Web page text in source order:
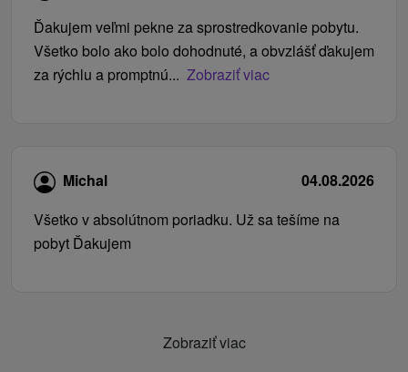
Ďakujem veľmi pekne za sprostredkovanie pobytu.
Všetko bolo ako bolo dohodnuté, a obvzlášť ďakujem
za rýchlu a promptnú... Zobraziť viac
Michal
04.08.2026
Všetko v absolútnom poriadku. Už sa tešíme na
pobyt Ďakujem
Zobraziť viac